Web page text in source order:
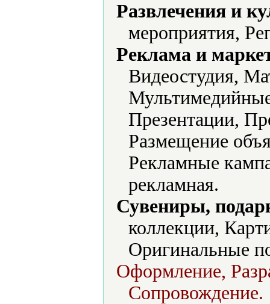
Развлечения и
мероприятия,
Реклама и
Видеостудия,
Презентации,
Размещение
Рекламные
рекламная.
Сувениры,
коллекции,
Оригинальные
Оформление,
Сопровождение.